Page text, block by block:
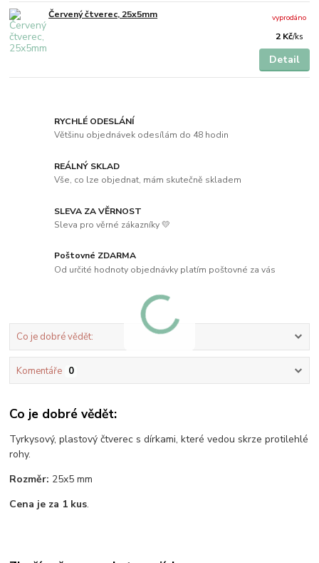
Červený čtverec, 25x5mm
2 Kč/ks
vyprodáno
Detail
RYCHLÉ ODESLÁNÍ
Většinu objednávek odesílám do 48 hodin
REÁLNÝ SKLAD
Vše, co lze objednat, mám skutečně skladem
SLEVA ZA VĚRNOST
Sleva pro věrné zákazníky 💛
Poštovné ZDARMA
Od určité hodnoty objednávky platím poštovné za vás
Co je dobré vědět:
Komentáře 0
Co je dobré vědět:
Tyrkysový, plastový čtverec s dírkami, které vedou skrze protilehlé
rohy.
Rozměr: 25x5 mm
Cena je za 1 kus.